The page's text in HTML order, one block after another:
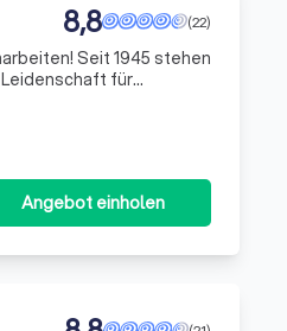
(22)
8,8
Seit 1945 stehen
für
Angebot einholen